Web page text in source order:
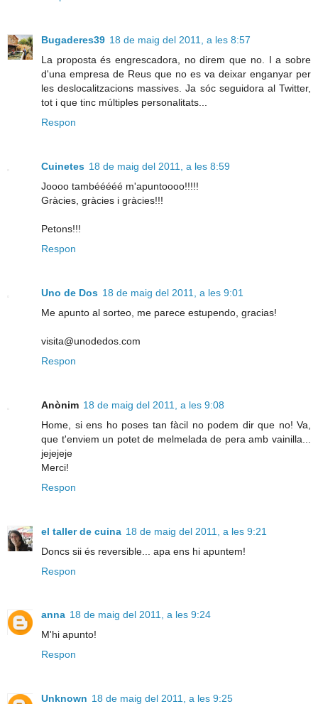
Bugaderes39 18 de maig del 2011, a les 8:57
La proposta és engrescadora, no direm que no. I a sobre
d'una empresa de Reus que no es va deixar enganyar per
les deslocalitzacions massives. Ja sóc seguidora al Twitter,
tot i que tinc múltiples personalitats...
Respon
Cuinetes 18 de maig del 2011, a les 8:59
Joooo tambééééé m'apuntoooo!!!!!
Gràcies, gràcies i gràcies!!!
Petons!!!
Respon
Uno de Dos 18 de maig del 2011, a les 9:01
Me apunto al sorteo, me parece estupendo, gracias!
visita@unodedos.com
Respon
Anònim 18 de maig del 2011, a les 9:08
Home, si ens ho poses tan fàcil no podem dir que no! Va,
que t'enviem un potet de melmelada de pera amb vainilla...
jejejeje
Merci!
Respon
el taller de cuina 18 de maig del 2011, a les 9:21
Doncs sii és reversible... apa ens hi apuntem!
Respon
anna 18 de maig del 2011, a les 9:24
M'hi apunto!
Respon
Unknown 18 de maig del 2011, a les 9:25